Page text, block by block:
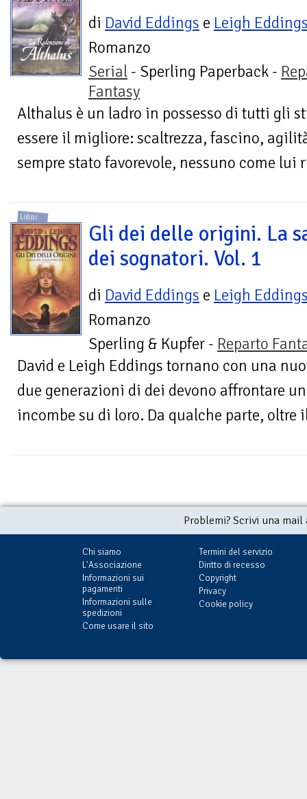
di David Eddings e Leigh
Romanzo
Serial - Sperling Paperback -
Fantasy
Althalus è un ladro in possesso di tutti gli
essere il migliore: scaltrezza, fascino,
sempre stato favorevole, nessuno come lui
LIBRI
Gli dei delle origini. La
dei sognatori. Vol. 1
di David Eddings e Leigh
Romanzo
Sperling & Kupfer - Reparto
David e Leigh Eddings tornano con una
due generazioni di dei devono affrontare
incombe su di loro. Da qualche parte, oltre
Problemi? Scrivi una
Chi siamo
L'Associazione
Informazioni sui
pagamenti
Informazioni sulle
spedizioni
Come usare il sito
Termini del servizio
Diritto di recesso
Copyright
Privacy
Cookie policy